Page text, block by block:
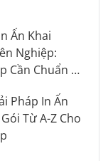
Ấn Khai
Nghiệp:
Cần Chuẩn Bị
Pháp In Ấn
Từ A-Z Cho